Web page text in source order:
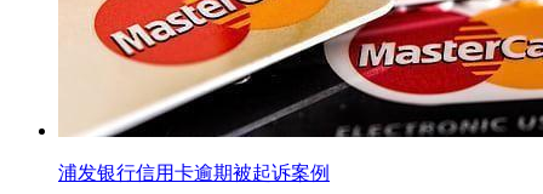
浦发银行信用卡逾期被起诉案例